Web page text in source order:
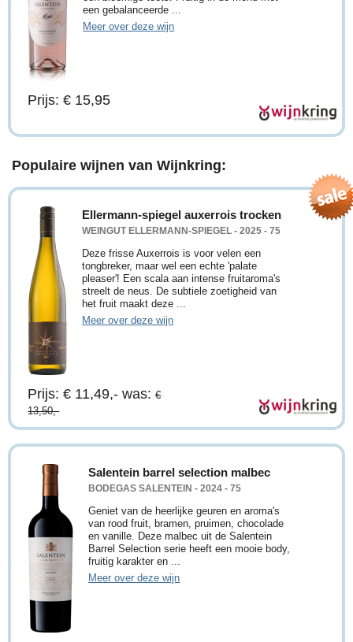
een gebalanceerde ...
Meer over deze wijn
Prijs: € 15,95
Populaire wijnen van Wijnkring:
Ellermann-spiegel auxerrois trocken
WEINGUT ELLERMANN-SPIEGEL - 2025 - 75
Deze frisse Auxerrois is voor velen een
tongbreker, maar wel een echte 'palate
pleaser'! Een scala aan intense fruitaroma's
streelt de neus. De subtiele zoetigheid van
het fruit maakt deze ...
Meer over deze wijn
Prijs: € 11,49,-was:€
13,50,-
Salentein barrel selection malbec
BODEGAS SALENTEIN - 2024 - 75
Geniet van de heerlijke geuren en aroma's
van rood fruit, bramen, pruimen, chocolade
en vanille. Deze malbec uit de Salentein
Barrel Selection serie heeft een mooie body,
fruitig karakter en ...
Meer over deze wijn